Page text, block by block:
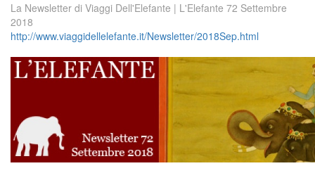
La Newsletter di Viaggi Dell'Elefante | L'Elefante 72 Settembre
2018
http://www.viaggidellelefante.it/Newsletter/2018Sep.html